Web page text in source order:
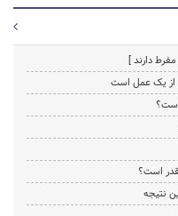
دارند ]
از یک عمل است
است؟
نتیجه